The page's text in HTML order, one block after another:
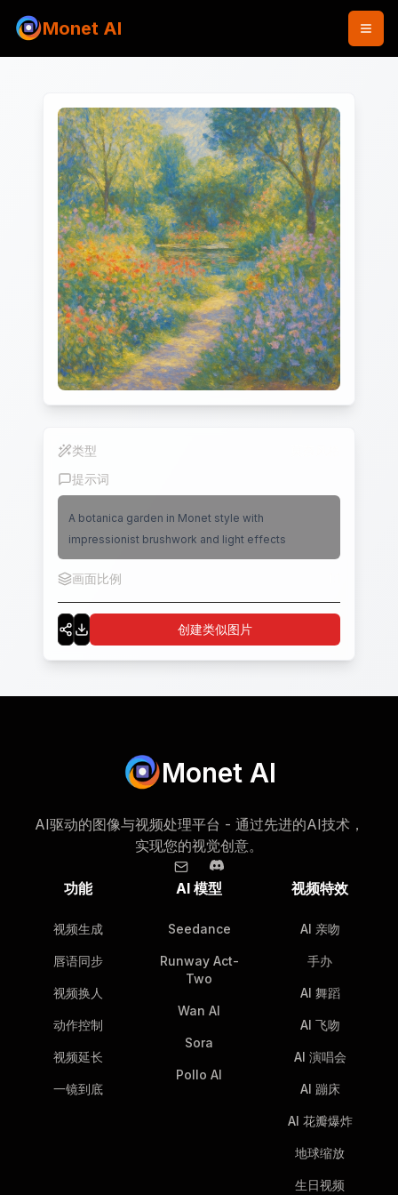
Monet AI
类型
提示词
A botanica garden in Monet style with
impressionist brushwork and light effects
画面比例
创建类似图片
Monet AI
AI驱动的图像与视频处理平台 - 通过先进的AI技术，
实现您的视觉创意。
功能
视频生成
唇语同步
视频换人
动作控制
视频延长
一镜到底
AI 模型
Seedance
Runway Act-
Two
Wan AI
Sora
Pollo AI
视频特效
AI 亲吻
手办
AI 舞蹈
AI 飞吻
AI 演唱会
AI 蹦床
AI 花瓣爆炸
地球缩放
生日视频